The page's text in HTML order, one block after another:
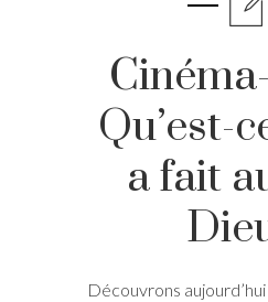
Qu’est-
a fait
Découvrons aujourd’hui